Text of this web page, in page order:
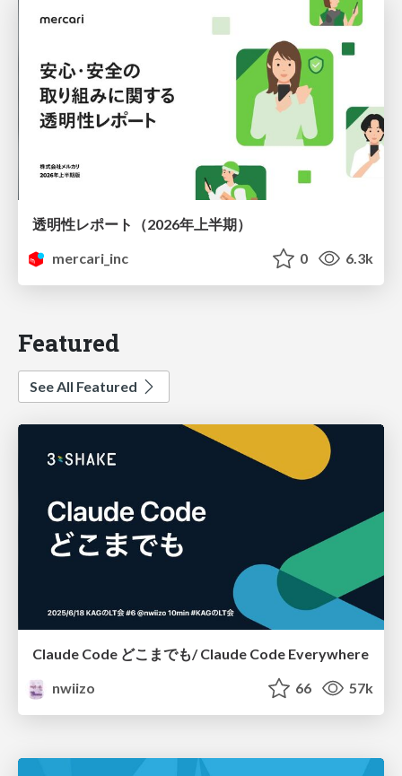
透明性レポート（2026年上半期）
mercari_inc
0 6.3k
Featured
See All Featured
Claude Code どこまでも/ Claude Code Everywhere
nwiizo
66 57k